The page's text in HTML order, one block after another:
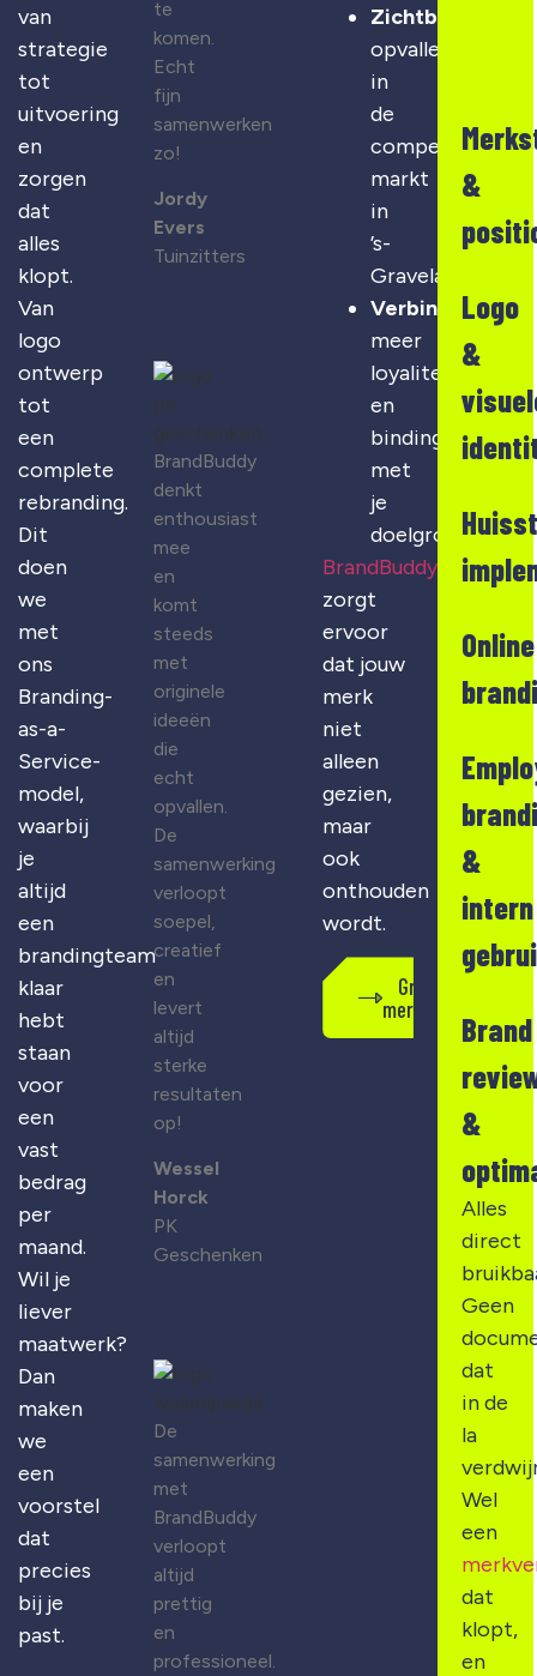
van
strategie
tot
uitvoering
en
zorgen
dat
alles
klopt.
Van
logo
ontwerp
tot
een
complete
rebranding.
Dit
doen
we
met
ons
Branding-
as-a-
Service-
model,
waarbij
je
altijd
een
brandingteam
klaar
hebt
staan
voor
een
vast
bedrag
per
maand.
Wil je
liever
maatwerk?
Dan
maken
we
een
voorstel
dat
precies
bij je
past.
te
komen.
Echt
fijn
samenwerken
zo!
Jordy
Evers
Tuinzitters
BrandBuddy
denkt
enthousiast
mee
en
komt
steeds
met
originele
ideeën
die
echt
opvallen.
De
samenwerking
verloopt
soepel,
creatief
en
levert
altijd
sterke
resultaten
op!
Wessel
Horck
PK
Geschenken
De
samenwerking
met
BrandBuddy
verloopt
altijd
prettig
en
professioneel.
Zichtbaarheid
opvallen
in
de
competitieve
markt
in
’s-
Graveland
Verbinding:
meer
loyaliteit
en
binding
met
je
doelgroep
BrandBuddy
zorgt
ervoor
dat jouw
merk
niet
alleen
gezien,
maar
ook
onthouden
wordt.
Gratis
merkscan
&
Logo
&
Online
&
intern
Brand
&
Alles
direct
Geen
dat
in de
la
Wel
een
dat
klopt,
en